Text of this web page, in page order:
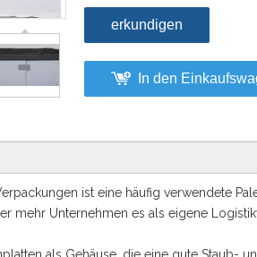
erkundigen
In den
ist eine häufig verwendete
mehr Unternehmen es als eigene